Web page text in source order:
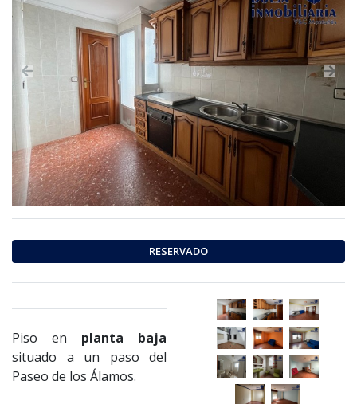
Previous Next
RESERVADO
Piso en planta baja
situado a un paso del
Paseo de los Álamos.